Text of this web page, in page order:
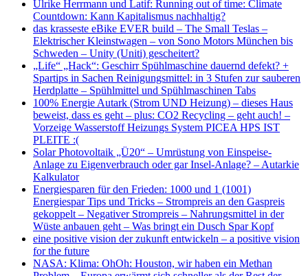
Ulrike Herrmann und Latif: Running out of time: Climate
Countdown: Kann Kapitalismus nachhaltig?
das krasseste eBike EVER build – The Small Teslas –
Elektrischer Kleinstwagen – von Sono Motors München bis
Schweden – Unity (Uniti) gescheitert?
„Life“ „Hack“: Geschirr Spühlmaschine dauernd defekt? +
Spartips in Sachen Reinigungsmittel: in 3 Stufen zur sauberen
Herdplatte – Spühlmittel und Spühlmaschinen Tabs
100% Energie Autark (Strom UND Heizung) – dieses Haus
beweist, dass es geht – plus: CO2 Recycling – geht auch! –
Vorzeige Wasserstoff Heizungs System PICEA HPS IST
PLEITE :(
Solar Photovoltaik „Ü20“ – Umrüstung von Einspeise-
Anlage zu Eigenverbrauch oder gar Insel-Anlage? – Autarkie
Kalkulator
Energiesparen für den Frieden: 1000 und 1 (1001)
Energiespar Tips und Tricks – Strompreis an den Gaspreis
gekoppelt – Negativer Strompreis – Nahrungsmittel in der
Wüste anbauen geht – Was bringt ein Dusch Spar Kopf
eine positive vision der zukunft entwickeln – a positive vision
for the future
NASA: Klima: OhOh: Houston, wir haben ein Methan